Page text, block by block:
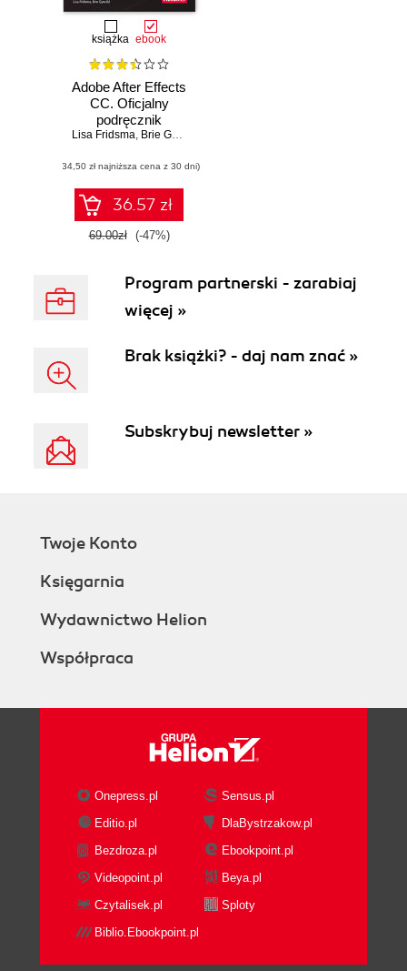
książka ebook
Adobe After Effects
CC. Oficjalny
podręcznik
Lisa Fridsma, Brie Gyncild
(34,50 zł najniższa cena z 30 dni)
36.57 zł
69.00zł (-47%)
Program partnerski - zarabiaj
więcej »
Brak książki? - daj nam znać »
Subskrybuj newsletter »
Twoje Konto
Księgarnia
Wydawnictwo Helion
Współpraca
Onepress.pl
Sensus.pl
Editio.pl
DlaBystrzakow.pl
Bezdroza.pl
Ebookpoint.pl
Videopoint.pl
Beya.pl
Czytalisek.pl
Sploty
Biblio.Ebookpoint.pl